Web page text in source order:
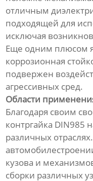
отличным
подходящей для
исключая
Еще одним плюсом
коррозионная
подвержен
агрессивных сред.
Области
Благодаря своим
контргайка
различных
кузова и
сборки различных